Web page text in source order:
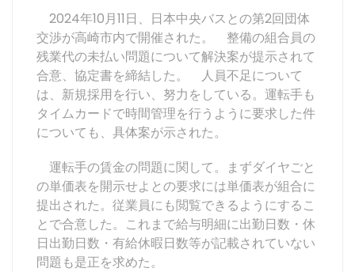
2024年10月11日、日本中央バスとの第2回団体
交渉が高崎市内で開催された。 整備の組合員の
残業代の未払い問題について解決案が提示されて
合意、協定書を締結した。 人員不足について
は、新規採用を行い、努力をしている。運転手も
タイムカードで時間管理を行うように要求した件
についても、具体案が示された。
運転手の賃金の問題に関して。まずダイヤごと
の単価表を開示せよとの要求には単価表が組合に
提出された。従業員にも閲覧できるようにするこ
とで合意した。これまで給与明細に出勤日数・休
日出勤日数・有給休暇日数等が記載されていない
問題も是正を求めた。